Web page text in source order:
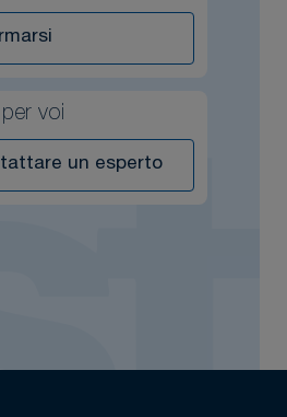
voi
un esperto